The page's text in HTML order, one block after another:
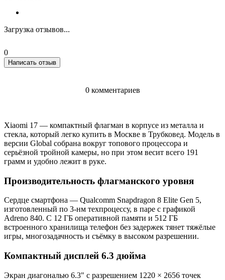
Загрузка отзывов...
0
Написать отзыв
0 комментариев
Xiaomi 17 — компактный флагман в корпусе из металла и
стекла, который легко купить в Москве в Трубковед. Модель в
версии Global собрана вокруг топового процессора и
серьёзной тройной камеры, но при этом весит всего 191
грамм и удобно лежит в руке.
Производительность флагманского уровня
Сердце смартфона — Qualcomm Snapdragon 8 Elite Gen 5,
изготовленный по 3-нм техпроцессу, в паре с графикой
Adreno 840. С 12 ГБ оперативной памяти и 512 ГБ
встроенного хранилища телефон без задержек тянет тяжёлые
игры, многозадачность и съёмку в высоком разрешении.
Компактный дисплей 6.3 дюйма
Экран диагональю 6.3" с разрешением 1220 × 2656 точек